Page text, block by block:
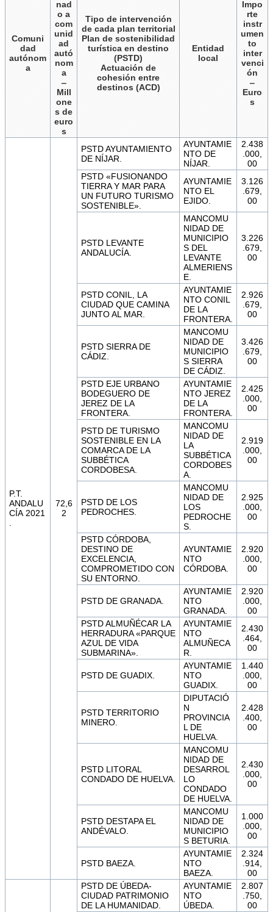
Comuni
dad
autónom
a
nad
o a
com
unid
ad
autó
nom
a
‒
Mill
one
s de
euro
s
Tipo de intervención
de cada plan territorial
Plan de sostenibilidad
turística en destino
(PSTD)
Actuación de
cohesión entre
destinos (ACD)
Entidad
local
Impo
rte
instr
umen
to
inter
venci
ón
‒
Euro
s
P.T.
ANDALU
CÍA 2021
72,6
2
PSTD AYUNTAMIENTO
DE NÍJAR.
AYUNTAMIE
NTO DE
NÍJAR.
2.438
.000,
00
PSTD «FUSIONANDO
TIERRA Y MAR PARA
UN FUTURO TURISMO
SOSTENIBLE».
AYUNTAMIE
NTO EL
EJIDO.
3.126
.679,
00
PSTD LEVANTE
ANDALUCÍA.
MANCOMU
NIDAD DE
MUNICIPIO
S DEL
LEVANTE
ALMERIENS
E.
3.226
.679,
00
PSTD CONIL, LA
CIUDAD QUE CAMINA
JUNTO AL MAR.
AYUNTAMIE
NTO CONIL
DE LA
FRONTERA.
2.926
.679,
00
PSTD SIERRA DE
CÁDIZ.
MANCOMU
NIDAD DE
MUNICIPIO
S SIERRA
DE CÁDIZ.
3.426
.679,
00
PSTD EJE URBANO
BODEGUERO DE
JEREZ DE LA
FRONTERA.
AYUNTAMIE
NTO JEREZ
DE LA
FRONTERA.
2.425
.000,
00
PSTD DE TURISMO
SOSTENIBLE EN LA
COMARCA DE LA
SUBBÉTICA
CORDOBESA.
MANCOMU
NIDAD DE
LA
SUBBÉTICA
CORDOBES
A.
2.919
.000,
00
PSTD DE LOS
PEDROCHES.
MANCOMU
NIDAD DE
LOS
PEDROCHE
S.
2.925
.000,
00
PSTD CÓRDOBA,
DESTINO DE
EXCELENCIA,
COMPROMETIDO CON
SU ENTORNO.
AYUNTAMIE
NTO
CÓRDOBA.
2.920
.000,
00
PSTD DE GRANADA.
AYUNTAMIE
NTO
GRANADA.
2.920
.000,
00
PSTD ALMUÑÉCAR LA
HERRADURA «PARQUE
AZUL DE VIDA
SUBMARINA».
AYUNTAMIE
NTO
ALMUÑECA
R.
2.430
.464,
00
PSTD DE GUADIX.
AYUNTAMIE
NTO
GUADIX.
1.440
.000,
00
PSTD TERRITORIO
MINERO.
DIPUTACIÓ
N
PROVINCIA
L DE
HUELVA.
2.428
.400,
00
PSTD LITORAL
CONDADO DE HUELVA.
MANCOMU
NIDAD DE
DESARROL
LO
CONDADO
DE HUELVA.
2.430
.000,
00
PSTD DESTAPA EL
ANDÉVALO.
MANCOMU
NIDAD DE
MUNICIPIO
S BETURIA.
1.000
.000,
00
PSTD BAEZA.
AYUNTAMIE
NTO
BAEZA.
2.324
.914,
00
PSTD DE ÚBEDA-
CIUDAD PATRIMONIO
DE LA HUMANIDAD.
AYUNTAMIE
NTO
ÚBEDA.
2.807
.750,
00